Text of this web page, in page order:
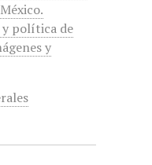
y política de
y